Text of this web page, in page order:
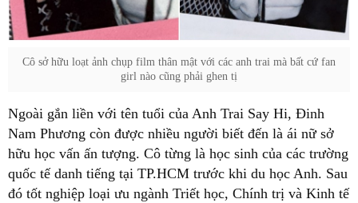
Cô sở hữu loạt ảnh chụp film thân mật với các anh trai mà bất cứ fan
girl nào cũng phải ghen tị
Ngoài gắn liền với tên tuổi của Anh Trai Say Hi, Đinh
Nam Phương còn được nhiều người biết đến là ái nữ sở
hữu học vấn ấn tượng. Cô từng là học sinh của các trường
quốc tế danh tiếng tại TP.HCM trước khi du học Anh. Sau
đó tốt nghiệp loại ưu ngành Triết học, Chính trị và Kinh tế